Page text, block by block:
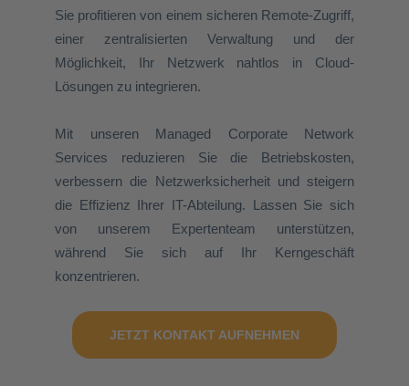
Sie profitieren von einem sicheren Remote-Zugriff,
einer zentralisierten Verwaltung und der
Möglichkeit, Ihr Netzwerk nahtlos in Cloud-
Lösungen zu integrieren.
Mit unseren Managed Corporate Network
Services reduzieren Sie die Betriebskosten,
verbessern die Netzwerksicherheit und steigern
die Effizienz Ihrer IT-Abteilung. Lassen Sie sich
von unserem Expertenteam unterstützen,
während Sie sich auf Ihr Kerngeschäft
konzentrieren.
JETZT KONTAKT AUFNEHMEN